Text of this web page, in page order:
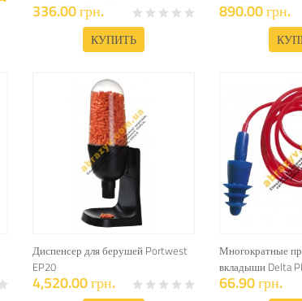
336.00 грн.
КУПИТЬ
890.00 грн.
Диспенсер для берушей Portwest
EP20
4,520.00 грн.
Многократные
вкладыши Delta
66.90 грн.